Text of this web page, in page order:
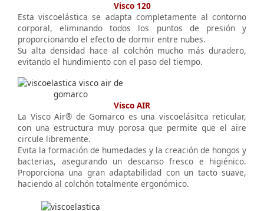
Visco 120
Esta viscoelástica se adapta completamente al contorno
corporal, eliminando todos los puntos de presión y
proporcionando el efecto de dormir entre nubes.
Su alta densidad hace al colchón mucho más duradero,
evitando el hundimiento con el paso del tiempo.
Visco AIR
La Visco Air® de Gomarco es una viscoelásitca reticular,
con una estructura muy porosa que permite que el aire
circule libremente.
Evita la formación de humedades y la creación de hongos y
bacterias, asegurando un descanso fresco e higiénico.
Proporciona una gran adaptabilidad con un tacto suave,
haciendo al colchón totalmente ergonómico.